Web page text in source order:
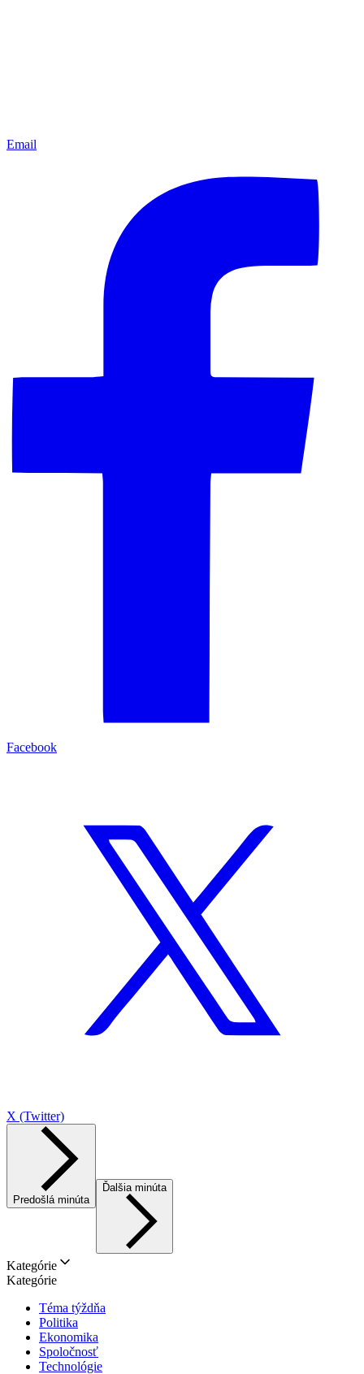
Email
Facebook
X (Twitter)
Predošlá minúta
Ďalšia minúta
Kategórie
Kategórie
Téma týždňa
Politika
Ekonomika
Spoločnosť
Technológie